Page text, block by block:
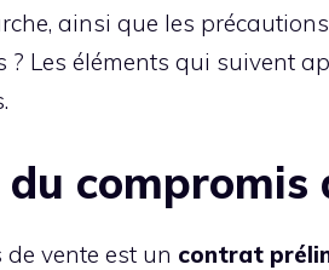
ainsi que les
? Les éléments qui suivent
compromis
vente est un contrat